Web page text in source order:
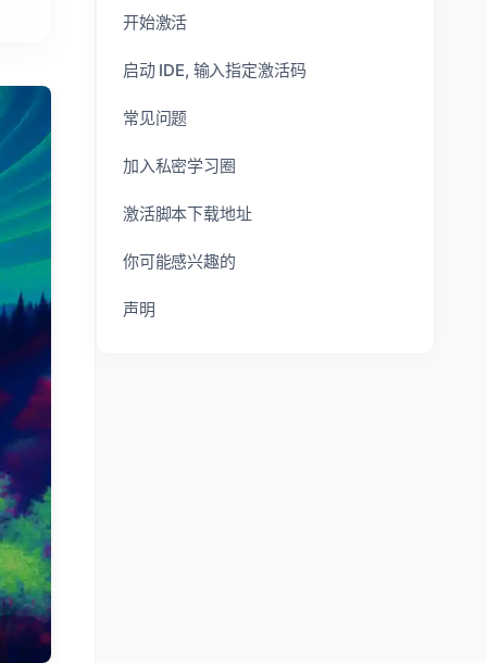
开始激活
启动 IDE, 输入指定激活码
常见问题
加入私密学习圈
激活脚本下载地址
你可能感兴趣的
声明